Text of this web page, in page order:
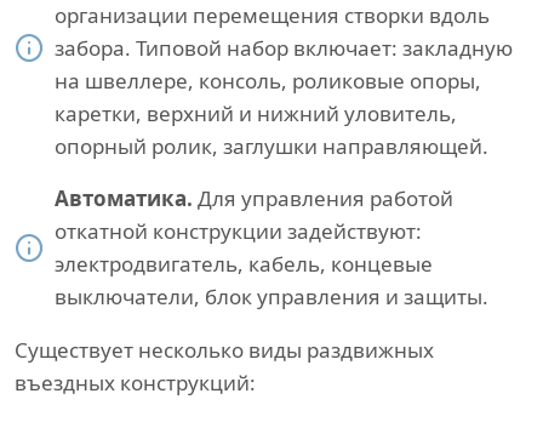
организации перемещения створки вдоль
забора. Типовой набор включает: закладную
на швеллере, консоль, роликовые опоры,
каретки, верхний и нижний уловитель,
опорный ролик, заглушки направляющей.
Автоматика. Для управления работой
откатной конструкции задействуют:
электродвигатель, кабель, концевые
выключатели, блок управления и защиты.
Существует несколько виды раздвижных
въездных конструкций: